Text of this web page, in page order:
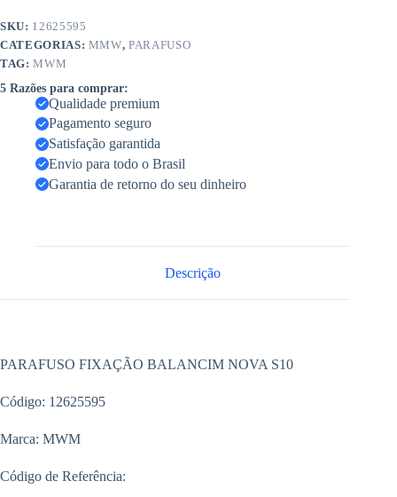
SKU: 12625595
CATEGORIAS: MMW,PARAFUSO
TAG:MWM
5 Razões para comprar:
Qualidade premium
Pagamento seguro
Satisfação garantida
Envio para todo o Brasil
Garantia de retorno do seu dinheiro
Descrição
PARAFUSO FIXAÇÃO BALANCIM NOVA S10
Código: 12625595
Marca: MWM
Código de Referência: